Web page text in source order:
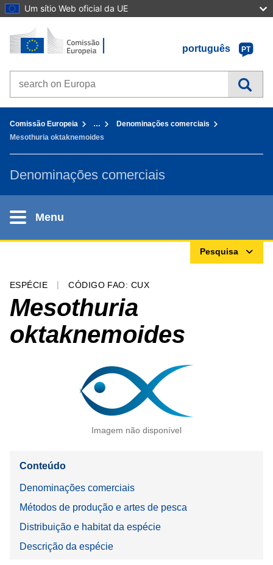
Um sítio Web oficial da UE
Ir para o conteúdo
Início - Comissão Europeia
português
PT
Search on Europa websites
Comissão Europeia …
Denominações comerciais
Mesothuria oktaknemoides
Denominações comerciais
Menu
Pesquisa
ESPÉCIE CÓDIGO FAO: CUX
Mesothuria
oktaknemoides
Imagem não disponível
Conteúdo
Denominações comerciais
Métodos de produção e artes de pesca
Distribuição e habitat da espécie
Descrição da espécie